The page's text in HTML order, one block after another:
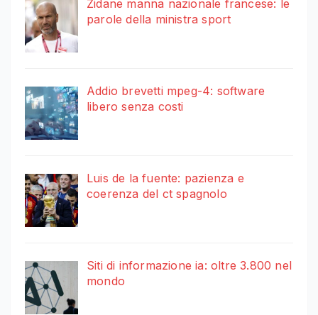
Zidane manna nazionale francese: le
parole della ministra sport
Addio brevetti mpeg-4: software
libero senza costi
Luis de la fuente: pazienza e
coerenza del ct spagnolo
Siti di informazione ia: oltre 3.800 nel
mondo